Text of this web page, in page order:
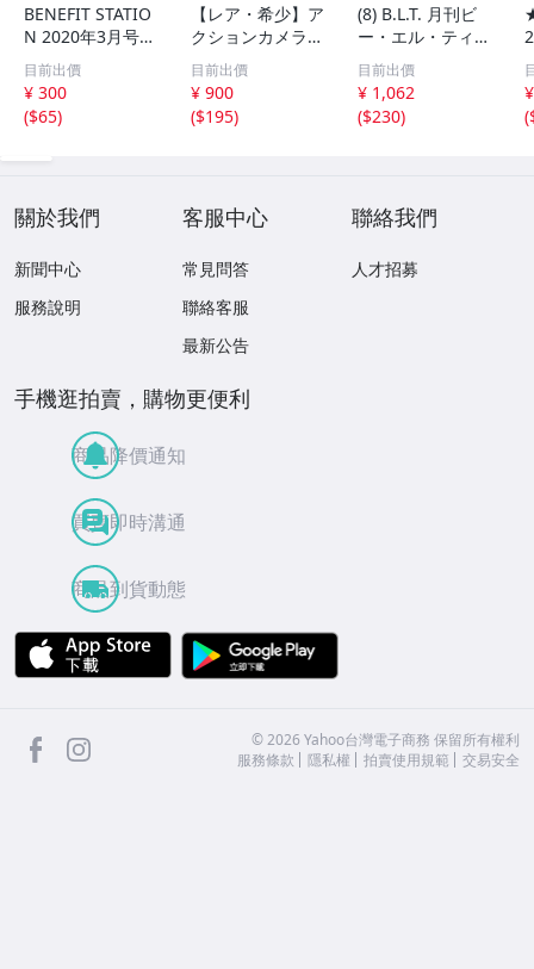
BENEFIT STATIO
N 2020年3月号
佐々木蔵之介 ベ
ネフィット・ステ
ーション
目前出價
¥ 300
($65)
【レア・希少】ア
クションカメラ 1
988年11月号 No.
83 相川恵里 井森
美幸 西田ひかる
可愛かずみ
目前出價
¥ 900
($195)
(8) B.L.T. 月刊ビ
ー・エル・ティー
5月号中部版 200
0年5月1日発行 東
京ニュース通信社
加藤あい 池脇千
目前出價
¥ 1,062
($230)
(
關於我們
新聞中心
服務說明
客服中心
常見問答
聯絡客服
最新公告
聯絡我們
人才招募
手機逛拍賣，購物更便利
商品降價通知
買賣即時溝通
商品到貨動態
APP Store
facebook ©2026 Yahoo台灣電子商務 保留所有權利
服務條款
隱私權 拍賣使用規範 交易安全